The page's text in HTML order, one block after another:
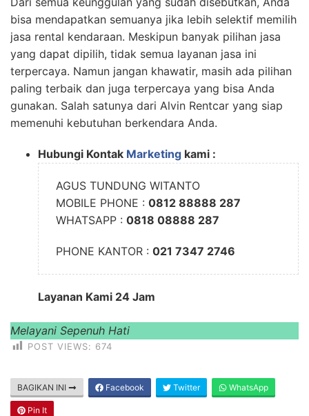
bisa mendapatkan semuanya jika lebih selektif memilih
jasa rental kendaraan. Meskipun banyak pilihan jasa
yang dapat dipilih, tidak semua layanan jasa ini
terpercaya. Namun jangan khawatir, masih ada pilihan
paling terbaik dan juga terpercaya yang bisa Anda
gunakan. Salah satunya dari Alvin Rentcar yang siap
memenuhi kebutuhan berkendara Anda.
Hubungi Kontak Marketing kami :
AGUS TUNDUNG WITANTO
MOBILE PHONE : 0812 88888 287
WHATSAPP : 0818 08888 287
PHONE KANTOR : 021 7347 2746
Layanan Kami 24 Jam
Melayani Sepenuh Hati
POST VIEWS: 674
BAGIKAN INI Facebook Twitter WhatsApp
Pin It